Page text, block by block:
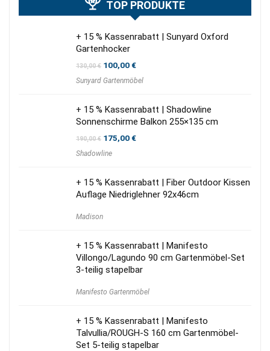
TOP PRODUKTE
+ 15 % Kassenrabatt | Sunyard Oxford
Gartenhocker
130,00€ Ursprünglicher
war:
100,00€Aktueller
ist:
Sunyard Gartenmöbel
+ 15 % Kassenrabatt | Shadowline
Sonnenschirme Balkon 255×135 cm
190,00€ Ursprünglicher
war:
175,00€Aktueller
Shadowline
+ 15 % Kassenrabatt | Fiber Outdoor Kissen
Auflage Niedriglehner 92x46cm
Madison
+ 15 % Kassenrabatt | Manifesto
Villongo/Lagundo 90 cm Gartenmöbel-Set
3-teilig stapelbar
Manifesto Gartenmöbel
+ 15 % Kassenrabatt | Manifesto
Talvullia/ROUGH-S 160 cm Gartenmöbel-
Set 5-teilig stapelbar